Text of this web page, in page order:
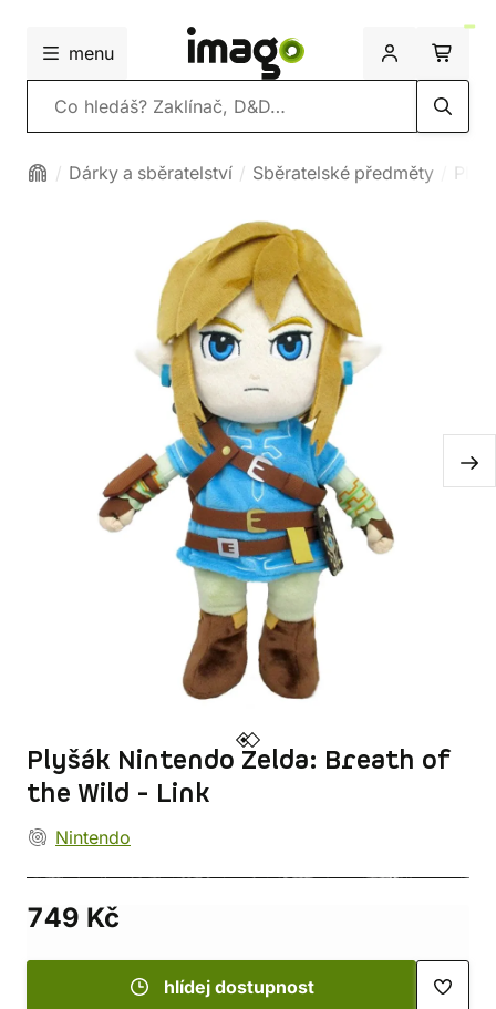
menu
Vyhledávání
Dárky a sběratelství Sběratelské předměty
Plyšák Nintendo Zelda: Breath of
the Wild - Link
Nintendo
749 Kč
hlídej dostupnost